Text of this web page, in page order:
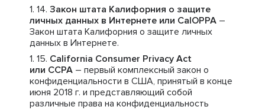
Закон штата Калифорния о защите
личных данных в Интернете или CalOPPA –
Закон штата Калифорния о защите личных
данных в Интернете.
California Consumer Privacy Act
или CCPA – первый комплексный закон о
конфиденциальности в США, принятый в конце
июня 2018 г. и представляющий собой
различные права на конфиденциальность